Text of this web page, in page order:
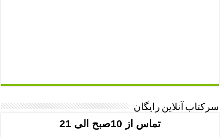
سرکتاب آنلاین رایگان
تماس از 10صبح الی 21